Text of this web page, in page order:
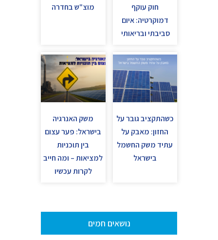
חוק עוקף
דמוקרטיה: איום
סביבתי ובריאותי
מוצ"ש בחדרה
כשהתקציב גובר על
החזון: מאבק על
עתיד משק החשמל
בישראל
משק האנרגיה
בישראל: פער עצום
בין תוכניות
למציאות – ומה חייב
לקרות עכשיו
נושאים חמים